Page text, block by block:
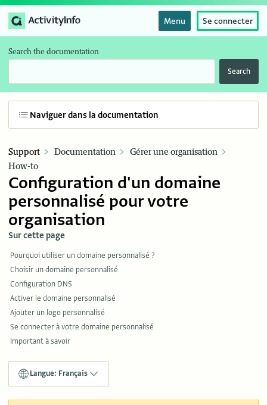
Menu Se connecter
Search the documentation
Search
Naviguer dans la documentation
Support Documentation
Gérer une organisation
How-to
Configuration d'un domaine
personnalisé pour votre
organisation
Sur cette page
Pourquoi utiliser un domaine personnalisé ?
Choisir un domaine personnalisé
Configuration DNS
Activer le domaine personnalisé
Ajouter un logo personnalisé
Se connecter à votre domaine personnalisé
Important à savoir
Langue: Français